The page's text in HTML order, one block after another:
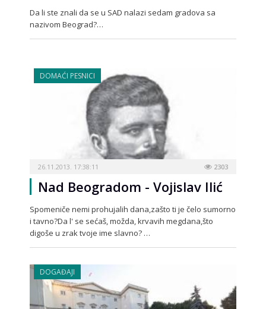
Da li ste znali da se u SAD nalazi sedam gradova sa
nazivom Beograd?…
DOMAĆI PESNICI
26.11.2013. 17:38:11 2303
Nad Beogradom - Vojislav Ilić
Spomeniče nemi prohujalih dana,zašto ti je čelo sumorno
i tavno?Da l' se sećaš, možda, krvavih megdana,što
digoše u zrak tvoje ime slavno? …
DOGAĐAJI